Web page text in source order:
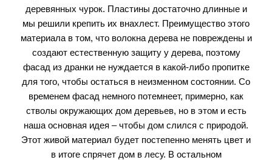
деревянных чурок. Пластины достаточно длинные и
мы решили крепить их внахлест. Преимущество этого
материала в том, что волокна дерева не повреждены и
создают естественную защиту у дерева, поэтому
фасад из дранки не нуждается в какой-либо пропитке
для того, чтобы остаться в неизменном состоянии. Со
временем фасад немного потемнеет, примерно, как
стволы окружающих дом деревьев, но в этом и есть
наша основная идея – чтобы дом слился с природой.
Этот живой материал будет постепенно менять цвет и
в итоге спрячет дом в лесу. В остальном